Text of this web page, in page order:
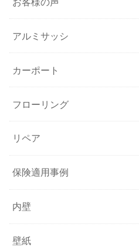
アルミサッシ
カーポート
フローリング
リペア
保険適用事例
内壁
壁紙